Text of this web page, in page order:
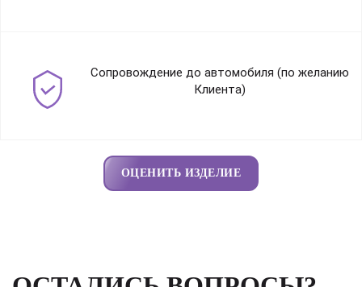
Сопровождение до автомобиля (по желанию
Клиента)
ОЦЕНИТЬ ИЗДЕЛИЕ